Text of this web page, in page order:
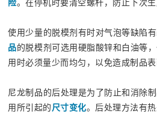
险。在停机时要清空螺杆，防止下次生
使用少量的脱模剂有时对气泡等缺陷有
品的脱模剂可选用硬脂酸锌和白油等
用时必须量少而均匀，以免造成制品表
尼龙制品的后处理是为了防止和消除
用所引起的尺寸变化。后处理方法有